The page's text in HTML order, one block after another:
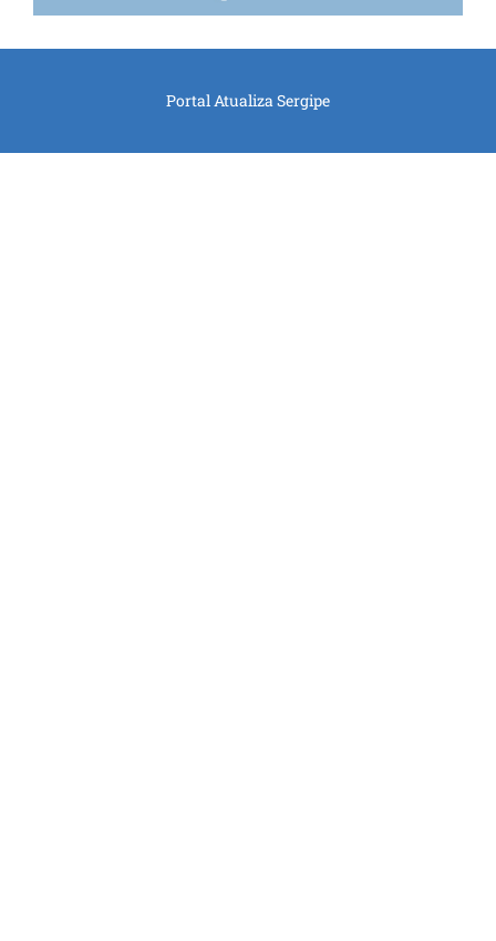
Portal Atualiza Sergipe